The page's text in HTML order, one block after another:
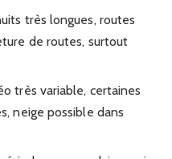
très longues, routes
de routes, surtout
très variable, certaines
neige possible dans